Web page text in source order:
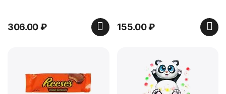
306.00₽ 155.00₽